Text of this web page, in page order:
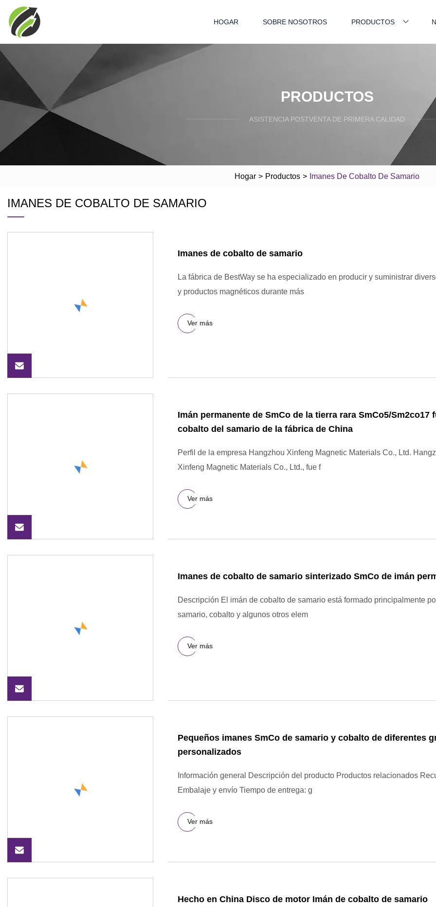
HOGAR SOBRE NOSOTROS PRODUCTOS
PRODUCTOS
ASISTENCIA POSTVENTA DE PRIMERA CALIDAD
Hogar > Productos > Imanes De Cobalto De Samario
IMANES DE COBALTO DE SAMARIO
Imanes de cobalto de samario
La fábrica de BestWay se ha especializado en producir y suministrar
y productos magnéticos durante más
Ver más
Imán permanente de SmCo de la tierra rara SmCo5/Sm2co17
cobalto del samario de la fábrica de China
Perfil de la empresa Hangzhou Xinfeng Magnetic Materials Co., Ltd.
Xinfeng Magnetic Materials Co., Ltd., fue f
Ver más
Imanes de cobalto de samario sinterizado SmCo de imán
Descripción El imán de cobalto de samario está formado principalmente
samario, cobalto y algunos otros elem
Ver más
Pequeños imanes SmCo de samario y cobalto de diferentes
personalizados
Información general Descripción del producto Productos relacionados
Embalaje y envío Tiempo de entrega: g
Ver más
Hecho en China Disco de motor Imán de cobalto de samario